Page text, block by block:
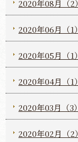
2020年08月（2）
2020年06月（1）
2020年05月（1）
2020年04月（1）
2020年03月（3）
2020年02月（2）